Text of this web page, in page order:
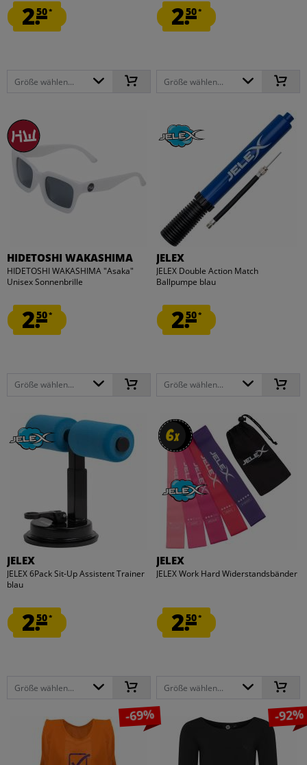
2.50*
Größe wählen...
2.50*
Größe wählen...
HIDETOSHI WAKASHIMA
HIDETOSHI WAKASHIMA "Asaka"
Unisex Sonnenbrille
2.50*
Größe wählen...
JELEX
JELEX Double Action Match
Ballpumpe blau
2.50*
Größe wählen...
JELEX
JELEX 6Pack Sit-Up Assistent Trainer
blau
2.50*
Größe wählen...
6x
6x
JELEX
JELEX Work Hard Widerstandsbänder
2.50*
Größe wählen...
-69% -92%